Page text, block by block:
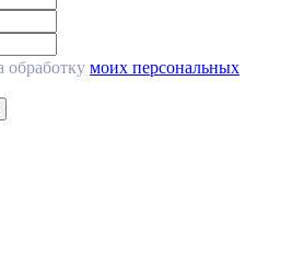
обработку моих персональных